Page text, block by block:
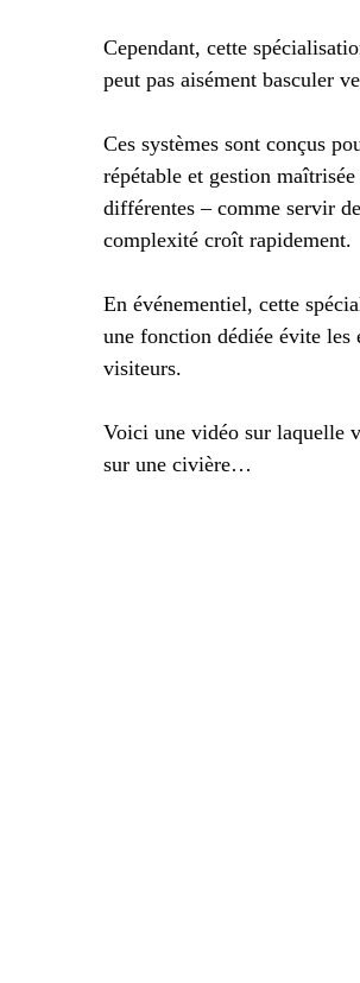
Cependant, cette
peut pas aisément basculer
Ces systèmes sont conçus
répétable et gestion
différentes – comme servir
complexité croît rapidement.
En événementiel, cette
une fonction dédiée évite les
visiteurs.
Voici une vidéo sur laquelle
sur une civière…